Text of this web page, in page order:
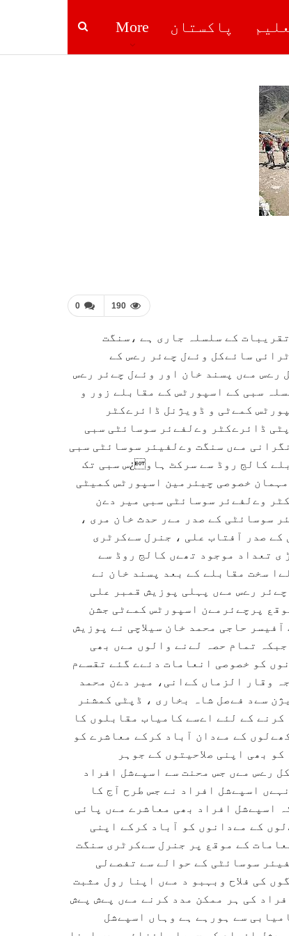
پاکستان More
0 190
کے سلسلہ جاری ہے ،سنگت
سائےکل وئےل چےئر رےس کے
رےس مےں پسند خان اور وئےل چےئر رےس
سبی کے اسپورٹس کے مقابلے زور و
کمےٹی و ڈویژنل ڈائرےکٹر
ڈائرےکٹر وےلفےئر سوسائٹی سبی
مےں سنگت وےلفیئر سوسائٹی سبی
کالج روڈ سے سرکٹ ہاو¿س سبی تک
خصوصی چیئرمین اسپورٹس کمیٹی
وےلفےئر سوسائٹی سبی میر دےن
سوسائٹی کے صدر مےر حدث خان مری ،
صدر آفتاب علی ، جنرل سےکرٹری
ی تعداد موجود تھےں کالج روڈ سے
سخت مقابلے کے بعد پسند خان نے
رےس مےں پہلی پوزیش قمبر علی
پرچےئرمےن اسپورٹس کمےٹی جشن
حاجی محمد خان سیلاچی نے پوزیش
تمام حصہ لےنے والوں مےں بھی
کو خصوصی انعامات دئےے گئے تقسےم
وقار الزماں کےانی، میر دےن محمد
سےد فےصل شاہ بخاری ، ڈپٹی کمشنر
کے لئے اےسے کامیاب مقابلوں کا
کے مےدان آباد کرکے معاشرے کو
بھی اپنی صلاحیتوں کے جوہر
رےس مےں جس محنت سے اسپےشل افراد
اسپےشل افراد نے جس طرح آج کا
اسپےشل افراد بھی معاشرے مےں پائی
کے مےدانوں کو آباد کرکے اپنی
کے موقع پر جنرل سےکرٹری سنگت
سوسائٹی کے حوالے سے تفصےلی
کی فلاح وبہبو د مےں اپنا رول مثبت
کی ہر ممکن مدد کرنے مےں پےش پےش
سے ہورہے ہے وہاں اسپےشل